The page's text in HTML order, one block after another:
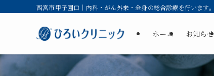
西宮市甲子園口｜内科・がん外来・全身の総合診療を行います。
ホーム お知らせ